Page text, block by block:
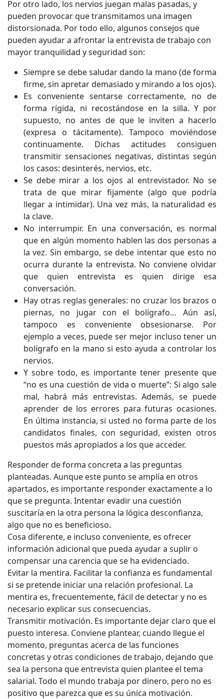
Por otro lado, los nervios juegan malas pasadas, y
pueden provocar que transmitamos una imagen
distorsionada. Por todo ello, algunos consejos que
pueden ayudar a afrontar la entrevista de trabajo con
mayor tranquilidad y seguridad son:
Siempre se debe saludar dando la mano (de forma
firme, sin apretar demasiado y mirando a los ojos).
Es conveniente sentarse correctamente, no de
forma rígida, ni recostándose en la silla. Y por
supuesto, no antes de que le inviten a hacerlo
(expresa o tácitamente). Tampoco moviéndose
continuamente. Dichas actitudes consiguen
transmitir sensaciones negativas, distintas según
los casos: desinterés, nervios, etc.
Se debe mirar a los ojos al entrevistador. No se
trata de que mirar fijamente (algo que podría
llegar a intimidar). Una vez más, la naturalidad es
la clave.
No interrumpir. En una conversación, es normal
que en algún momento hablen las dos personas a
la vez. Sin embargo, se debe intentar que esto no
ocurra durante la entrevista. No conviene olvidar
que quien entrevista es quien dirige esa
conversación.
Hay otras reglas generales: no cruzar los brazos o
piernas, no jugar con el bolígrafo… Aún así,
tampoco es conveniente obsesionarse. Por
ejemplo a veces, puede ser mejor incluso tener un
bolígrafo en la mano si esto ayuda a controlar los
nervios.
Y sobre todo, es importante tener presente que
“no es una cuestión de vida o muerte”: Si algo sale
mal, habrá más entrevistas. Además, se puede
aprender de los errores para futuras ocasiones.
En última instancia, si usted no forma parte de los
candidatos finales, con seguridad, existen otros
puestos más apropiados a los que acceder.
Responder de forma concreta a las preguntas
planteadas. Aunque este punto se amplía en otros
apartados, es importante responder exactamente a lo
que se pregunta. Intentar evadir una cuestión
suscitaría en la otra persona la lógica desconfianza,
algo que no es beneficioso.
Cosa diferente, e incluso conveniente, es ofrecer
información adicional que pueda ayudar a suplir o
compensar una carencia que se ha evidenciado.
Evitar la mentira. Facilitar la confianza es fundamental
si se pretende iniciar una relación profesional. La
mentira es, frecuentemente, fácil de detectar y no es
necesario explicar sus consecuencias.
Transmitir motivación. Es importante dejar claro que el
puesto interesa. Conviene plantear, cuando llegue el
momento, preguntas acerca de las funciones
concretas y otras condiciones de trabajo, dejando que
sea la persona que entrevista quien plantee el tema
salarial. Todo el mundo trabaja por dinero, pero no es
positivo que parezca que es su única motivación.